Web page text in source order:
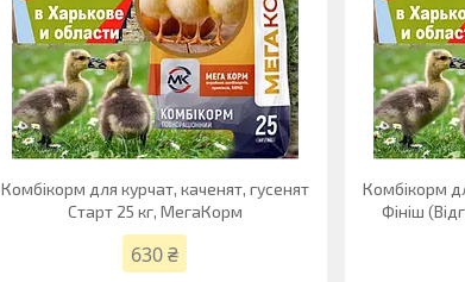
Комбікорм для курчат, каченят, гусенят
Старт 25 кг, МегаКорм
630 ₴
Комбікорм
Фініш